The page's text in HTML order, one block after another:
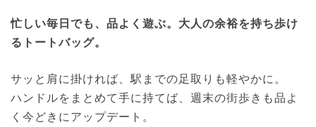
忙しい毎日でも、品よく遊ぶ。大人の余裕を持ち歩け
るトートバッグ。
サッと肩に掛ければ、駅までの足取りも軽やかに。
ハンドルをまとめて手に持てば、週末の街歩きも品よ
く今どきにアップデート。